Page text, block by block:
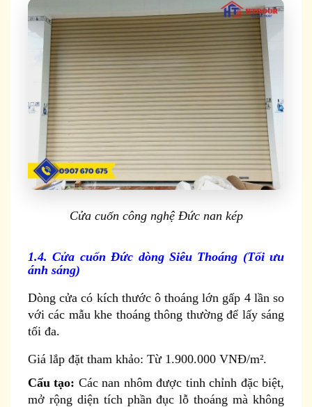
Cửa cuốn công nghệ Đức nan kép
1.4. Cửa cuốn Đức dòng Siêu Thoáng (Tối ưu
ánh sáng)
Dòng cửa có kích thước ô thoáng lớn gấp 4 lần so
với các mẫu khe thoáng thông thường để lấy sáng
tối đa.
Giá lắp đặt tham khảo: Từ 1.900.000 VNĐ/m².
Cấu tạo: Các nan nhôm được tinh chỉnh đặc biệt,
mở rộng diện tích phần đục lỗ thoáng mà không